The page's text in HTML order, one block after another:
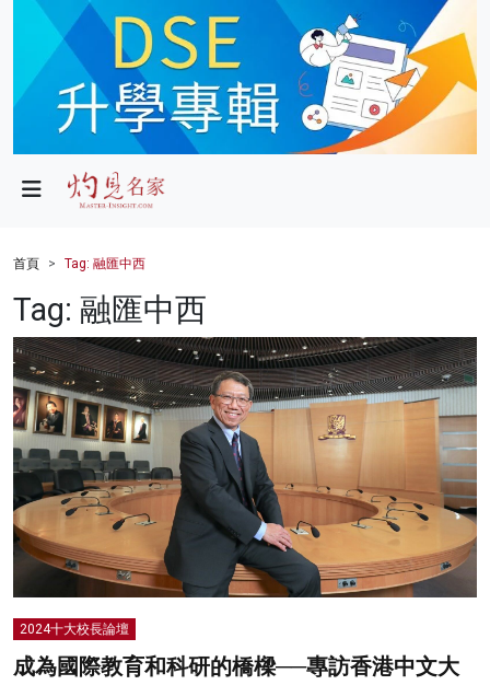
政局
財經
健康
商業
科技
影片
名家榜
灼見活動
首頁 Tag: 融匯中西
Tag: 融匯中西
2024十大校長論壇
成為國際教育和科研的橋樑──專訪香港中文大